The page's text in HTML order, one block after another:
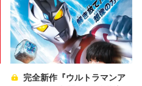
完全新作『ウルトラマンア